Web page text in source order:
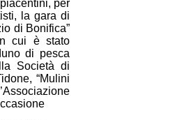
per
la gara di
di Bonifica”
cui è stato
di pesca
Società di
“Mulini